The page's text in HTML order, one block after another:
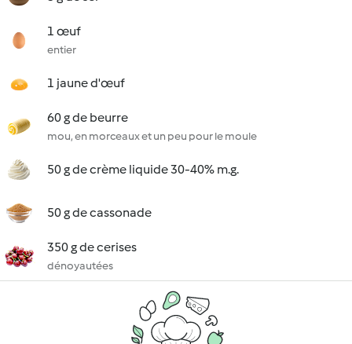
1 œuf
entier
1 jaune d'œuf
60 g de beurre
mou, en morceaux et un peu pour le moule
50 g de crème liquide 30-40% m.g.
50 g de cassonade
350 g de cerises
dénoyautées